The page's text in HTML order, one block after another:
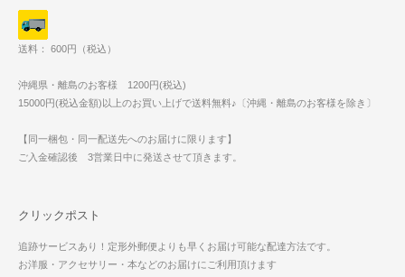
送料： 600円（税込）
沖縄県・離島のお客様 1200円(税込)
15000円(税込金額)以上のお買い上げで送料無料♪〔沖縄・離島のお客様を除き〕
【同一梱包・同一配送先へのお届けに限ります】
ご入金確認後 3営業日中に発送させて頂きます。
クリックポスト
追跡サービスあり！定形外郵便よりも早くお届け可能な配達方法です。
お洋服・アクセサリー・本などのお届けにご利用頂けます